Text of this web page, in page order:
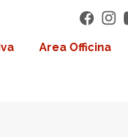
Area Officina